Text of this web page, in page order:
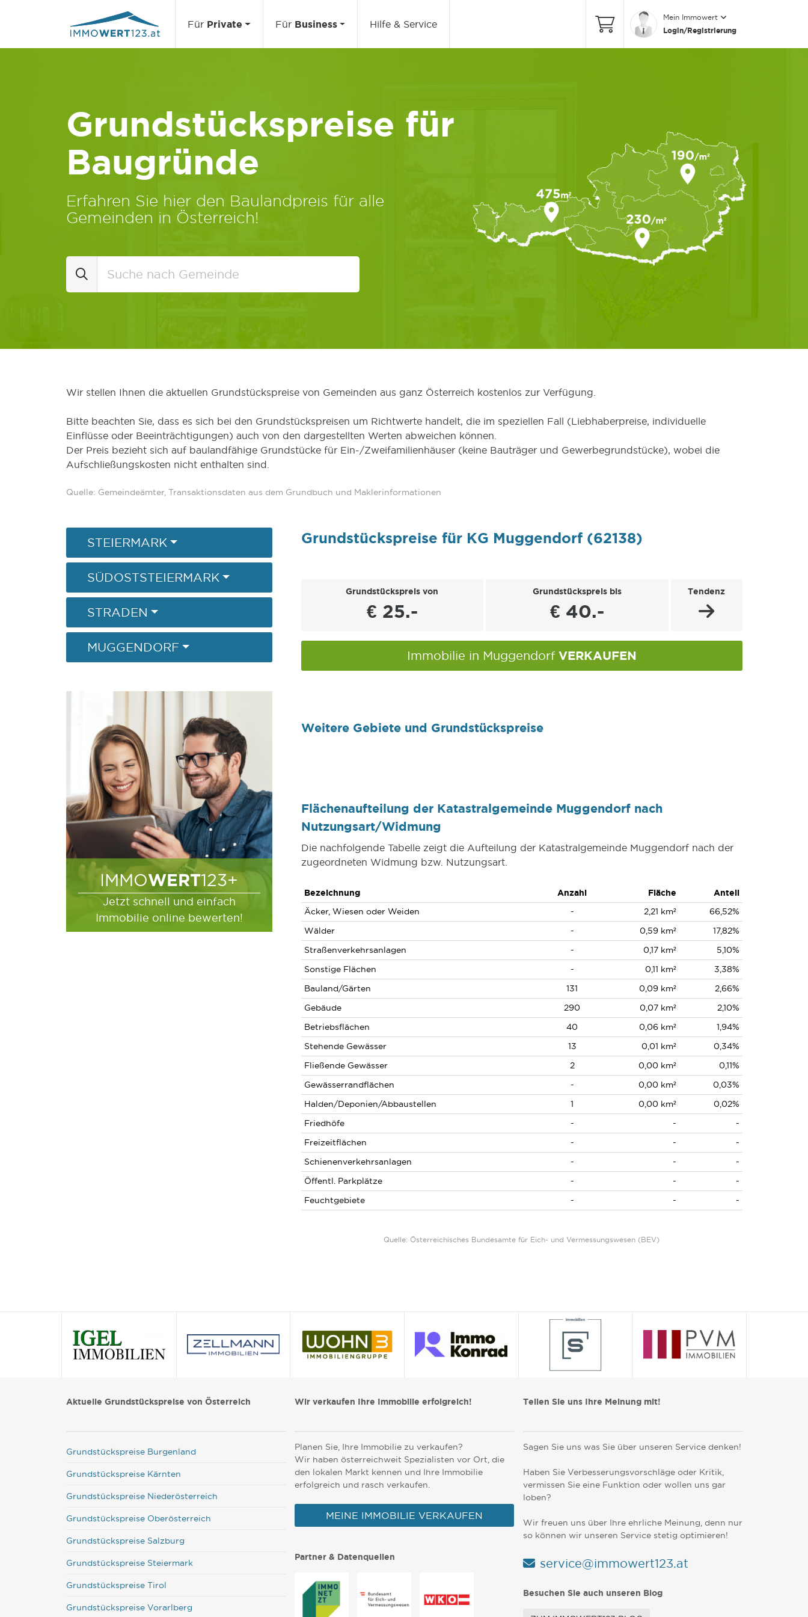
Für Private Für Business Hilfe & Service
Mein Immowert
Login/Registrierung
Grundstückspreise für
Baugründe
Erfahren Sie hier den Baulandpreis für alle
Gemeinden in Österreich!
Wir stellen Ihnen die aktuellen Grundstückspreise von Gemeinden aus ganz Österreich kostenlos zur Verfügung.
Bitte beachten Sie, dass es sich bei den Grundstückspreisen um Richtwerte handelt, die im speziellen Fall (Liebhaberpreise, individuelle
Einflüsse oder Beeinträchtigungen) auch von den dargestellten Werten abweichen können.
Der Preis bezieht sich auf baulandfähige Grundstücke für Ein-/Zweifamilienhäuser (keine Bauträger und Gewerbegrundstücke), wobei die
Aufschließungskosten nicht enthalten sind.
Quelle: Gemeindeämter, Transaktionsdaten aus dem Grundbuch und Maklerinformationen
STEIERMARK
SÜDOSTSTEIERMARK
STRADEN
MUGGENDORF
IMMOWERT123+
Jetzt schnell und einfach
Immobilie online bewerten!
Grundstückspreise für KG Muggendorf (62138)
Grundstückspreis von
€ 25.-
Grundstückspreis bis
€ 40.-
Tendenz
Immobilie in Muggendorf VERKAUFEN
Weitere Gebiete und Grundstückspreise
Flächenaufteilung der Katastralgemeinde Muggendorf nach
Nutzungsart/Widmung
Die nachfolgende Tabelle zeigt die Aufteilung der Katastralgemeinde Muggendorf nach der
zugeordneten Widmung bzw. Nutzungsart.
Bezeichnung Anzahl Fläche
Anteil
Äcker, Wiesen oder Weiden
- 2,21 km²
66,52%
Wälder
- 0,59 km²
17,82%
Straßenverkehrsanlagen
- 0,17 km²
5,10%
Sonstige Flächen
- 0,11 km²
3,38%
Bauland/Gärten
131 0,09 km²
2,66%
Gebäude
290 0,07 km²
2,10%
Betriebsflächen
40 0,06 km²
1,94%
Stehende Gewässer
13 0,01 km²
0,34%
Fließende Gewässer
2 0,00 km²
0,11%
Gewässerrandflächen
- 0,00 km²
0,03%
Halden/Deponien/Abbaustellen
1 0,00 km²
0,02%
Friedhöfe
- -
-
Freizeitflächen
- -
-
Schienenverkehrsanlagen
- -
-
Öffentl. Parkplätze
- -
-
Feuchtgebiete
- - -
Quelle: Österreichisches Bundesamte für Eich- und Vermessungswesen (BEV)
Aktuelle Grundstückspreise von Österreich
Grundstückspreise Burgenland
Grundstückspreise Kärnten
Grundstückspreise Niederösterreich
Grundstückspreise Oberösterreich
Grundstückspreise Salzburg
Grundstückspreise Steiermark
Grundstückspreise Tirol
Grundstückspreise Vorarlberg
Wir verkaufen Ihre Immobilie erfolgreich!
Planen Sie, Ihre Immobilie zu verkaufen?
Wir haben österreichweit Spezialisten vor Ort, die
den lokalen Markt kennen und Ihre Immobilie
erfolgreich und rasch verkaufen.
MEINE IMMOBILIE VERKAUFEN
Partner & Datenquellen
Teilen Sie uns Ihre Meinung mit!
Sagen Sie uns was Sie über unseren Service denken!
Haben Sie Verbesserungsvorschläge oder Kritik,
vermissen Sie eine Funktion oder wollen uns gar
loben?
Wir freuen uns über Ihre ehrliche Meinung, denn nur
so können wir unseren Service stetig optimieren!
service@immowert123.at
Besuchen Sie auch unseren Blog